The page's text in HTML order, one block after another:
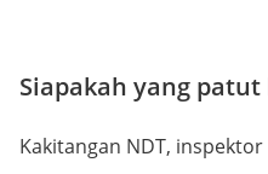
Siapakah yang patut
Kakitangan NDT,